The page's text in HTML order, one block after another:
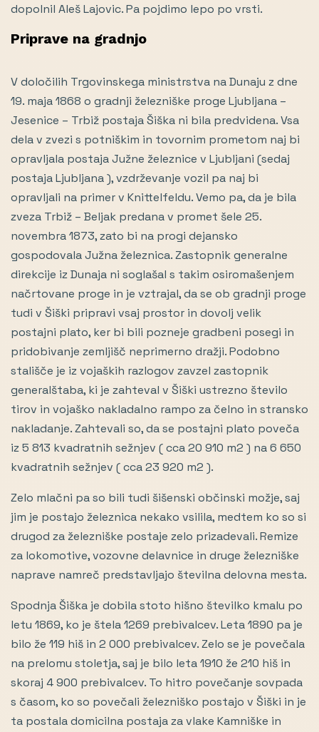
dopolnil Aleš Lajovic. Pa pojdimo lepo po vrsti.
Priprave na gradnjo
V določilih Trgovinskega ministrstva na Dunaju z dne
19. maja 1868 o gradnji železniške proge Ljubljana –
Jesenice – Trbiž postaja Šiška ni bila predvidena. Vsa
dela v zvezi s potniškim in tovornim prometom naj bi
opravljala postaja Južne železnice v Ljubljani (sedaj
postaja Ljubljana ), vzdrževanje vozil pa naj bi
opravljali na primer v Knittelfeldu. Vemo pa, da je bila
zveza Trbiž – Beljak predana v promet šele 25.
novembra 1873, zato bi na progi dejansko
gospodovala Južna železnica. Zastopnik generalne
direkcije iz Dunaja ni soglašal s takim osiromašenjem
načrtovane proge in je vztrajal, da se ob gradnji proge
tudi v Šiški pripravi vsaj prostor in dovolj velik
postajni plato, ker bi bili pozneje gradbeni posegi in
pridobivanje zemljišč neprimerno dražji. Podobno
stališče je iz vojaških razlogov zavzel zastopnik
generalštaba, ki je zahteval v Šiški ustrezno število
tirov in vojaško nakladalno rampo za čelno in stransko
nakladanje. Zahtevali so, da se postajni plato poveča
iz 5 813 kvadratnih sežnjev ( cca 20 910 m2 ) na 6 650
kvadratnih sežnjev ( cca 23 920 m2 ).
Zelo mlačni pa so bili tudi šišenski občinski možje, saj
jim je postajo železnica nekako vsilila, medtem ko so si
drugod za železniške postaje zelo prizadevali. Remize
za lokomotive, vozovne delavnice in druge železniške
naprave namreč predstavljajo številna delovna mesta.
Spodnja Šiška je dobila stoto hišno številko kmalu po
letu 1869, ko je štela 1269 prebivalcev. Leta 1890 pa je
bilo že 119 hiš in 2 000 prebivalcev. Zelo se je povečala
na prelomu stoletja, saj je bilo leta 1910 že 210 hiš in
skoraj 4 900 prebivalcev. To hitro povečanje sovpada
s časom, ko so povečali železniško postajo v Šiški in je
ta postala domicilna postaja za vlake Kamniške in